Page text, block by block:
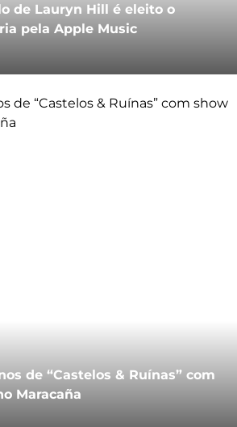
de Lauryn Hill é eleito o
pela Apple Music
de “Castelos & Ruínas” com
Maracaña